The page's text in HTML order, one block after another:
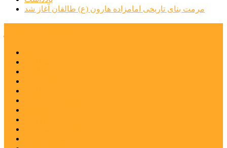
مرمت بنای تاریخی امامزاده هارون (ع) طالقان آغاز شد